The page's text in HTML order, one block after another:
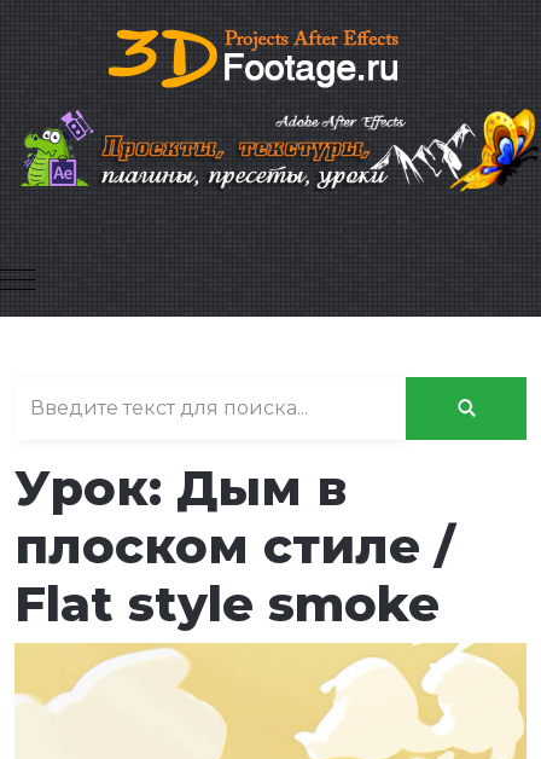
Mobile Menu Toggle
Урок: Дым в
плоском стиле /
Flat style smoke